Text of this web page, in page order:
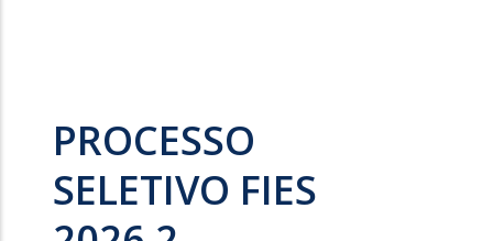
PROCESSO
SELETIVO FIES